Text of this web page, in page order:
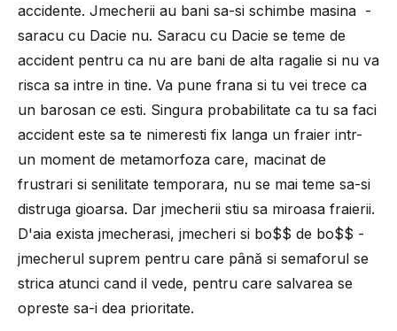
accidente. Jmecherii au bani sa-si schimbe masina -
saracu cu Dacie nu. Saracu cu Dacie se teme de
accident pentru ca nu are bani de alta ragalie si nu va
risca sa intre in tine. Va pune frana si tu vei trece ca
un barosan ce esti. Singura probabilitate ca tu sa faci
accident este sa te nimeresti fix langa un fraier intr-
un moment de metamorfoza care, macinat de
frustrari si senilitate temporara, nu se mai teme sa-si
distruga gioarsa. Dar jmecherii stiu sa miroasa fraierii.
D'aia exista jmecherasi, jmecheri si bo$$ de bo$$ -
jmecherul suprem pentru care până si semaforul se
strica atunci cand il vede, pentru care salvarea se
opreste sa-i dea prioritate.